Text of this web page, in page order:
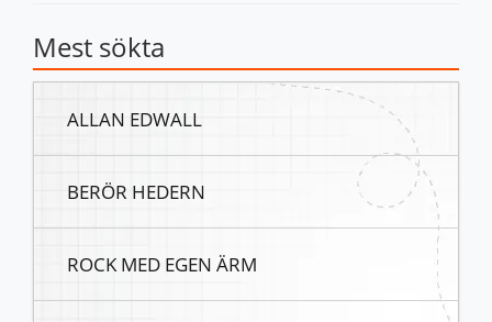
Mest sökta
ALLAN EDWALL
BERÖR HEDERN
ROCK MED EGEN ÄRM